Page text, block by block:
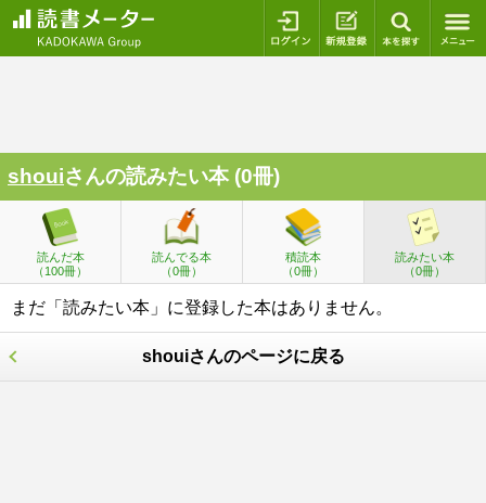
ログイン 新規登録
shouiさんの読みたい本 (0冊)
読んだ本
（100冊）
読んでる本
（0冊）
積読本
（0冊）
読みたい本
（0冊）
まだ「読みたい本」に登録した本はありません。
shouiさんのページに戻る